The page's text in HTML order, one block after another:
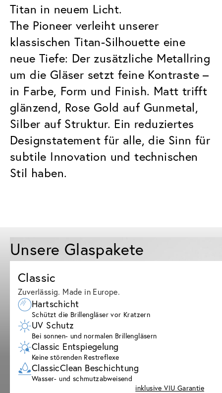
Titan in neuem Licht.
The Pioneer verleiht unserer
klassischen Titan-Silhouette eine
neue Tiefe: Der zusätzliche Metallring
um die Gläser setzt feine Kontraste –
in Farbe, Form und Finish. Matt trifft
glänzend, Rose Gold auf Gunmetal,
Silber auf Struktur. Ein reduziertes
Designstatement für alle, die Sinn für
subtile Innovation und technischen
Stil haben.
Unsere Glaspakete
Classic
Zuverlässig. Made in Europe.
Hartschicht
Schützt die Brillengläser vor Kratzern
UV Schutz
Bei sonnen- und normalen Brillengläsern
Classic Entspiegelung
Keine störenden Restreflexe
ClassicClean Beschichtung
Wasser- und schmutzabweisend
inklusive VIU Garantie